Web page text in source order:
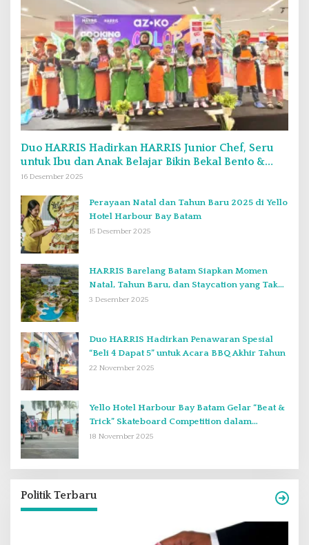
Duo HARRIS Hadirkan HARRIS Junior Chef, Seru
untuk Ibu dan Anak Belajar Bikin Bekal Bento &
Kimbab
16 Desember 2025
Perayaan Natal dan Tahun Baru 2025 di Yello
Hotel Harbour Bay Batam
15 Desember 2025
HARRIS Barelang Batam Siapkan Momen
Natal, Tahun Baru, dan Staycation yang Tak
Terlupakan di Desember 2025
3 Desember 2025
Duo HARRIS Hadirkan Penawaran Spesial
“Beli 4 Dapat 5” untuk Acara BBQ Akhir Tahun
22 November 2025
Yello Hotel Harbour Bay Batam Gelar “Beat &
Trick” Skateboard Competition dalam
Perayaan Anniversary ke-2
18 November 2025
Politik Terbaru